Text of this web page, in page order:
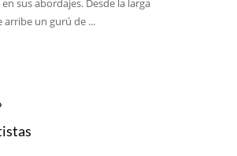
sus abordajes. Desde la larga
arribe un gurú de ...